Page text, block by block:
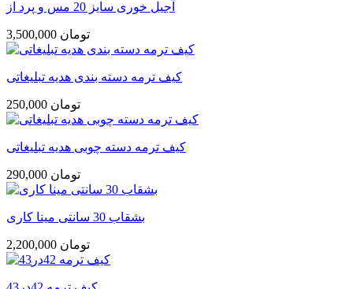
آجیل خوری سایز 20 مس و پرد از
3,500,000 تومان
کیف ترمه دسته بندی هدیه تبلیغاتی
250,000 تومان
کیف ترمه دسته چوبی هدیه تبلیغاتی
290,000 تومان
بشقاب 30 سانتی مینا کاری
2,200,000 تومان